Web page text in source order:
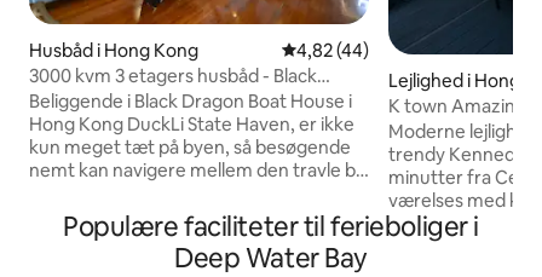
Husbåd i Hong Kong 4,82 ud af 5 i gennemsnitlig
4,82 (44)
3000 kvm 3 etagers husbåd - Black
Dragon
Beliggende i Black Dragon Boat House i
Hong Kong DuckLi State Haven, er ikke
kun meget tæt på byen, så besøgende
nemt kan navigere mellem den travle by
berømte marine park, metroen kan nå
og bruge Hong Kong-fiskerhavnen til at
transportere båden, selve processen er
Lejlighed i Hong
K town Amazing
patio & Sunset
Moderne
trendy Kennedy
minutter fra
værelses med
opvaskemaskine,
vaskemaskine/
Populære faciliteter til ferieboliger i
Deep Water Bay